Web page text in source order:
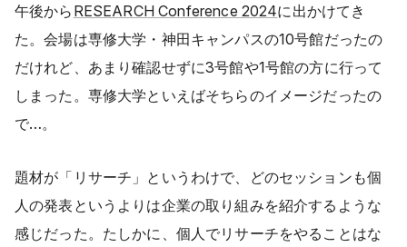
午後から RESEARCH Conference 2024に出かけてき
た。会場は専修大学・神田キャンパスの10号館だったの
だけれど、あまり確認せずに3号館や1号館の方に行って
しまった。専修大学といえばそちらのイメージだったの
で…。
題材が「リサーチ」というわけで、どのセッションも個
人の発表というよりは企業の取り組みを紹介するような
感じだった。たしかに、個人でリサーチをやることはな